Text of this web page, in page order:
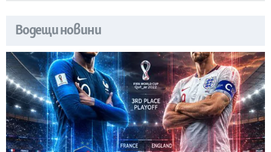
Водещи новини